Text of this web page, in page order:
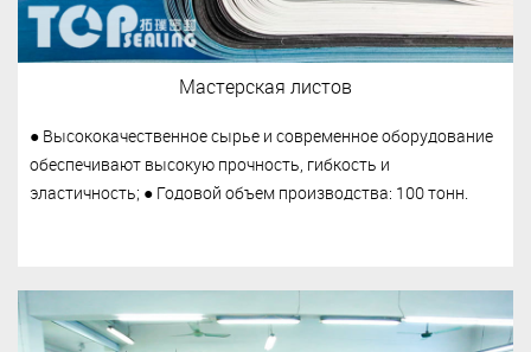
Мастерская листов
● Высококачественное сырье и современное оборудование
обеспечивают высокую прочность, гибкость и
эластичность; ● Годовой объем производства: 100 тонн.